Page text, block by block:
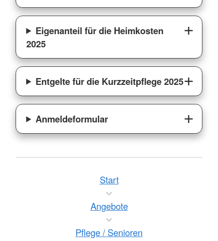
Eigenanteil für die Heimkosten
2025
Entgelte für die Kurzzeitpflege 2025
Anmeldeformular
Start
Angebote
Pflege / Senioren